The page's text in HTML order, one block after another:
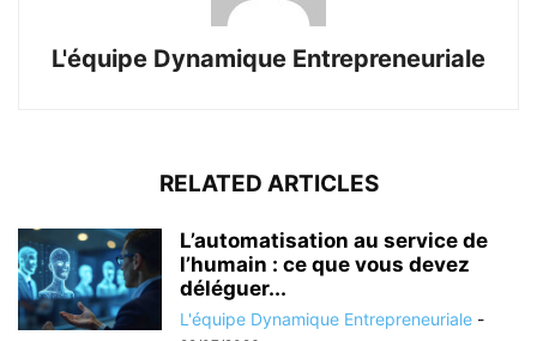
L'équipe Dynamique Entrepreneuriale
RELATED ARTICLES
L’automatisation au service de
l’humain : ce que vous devez
déléguer...
L'équipe Dynamique Entrepreneuriale -